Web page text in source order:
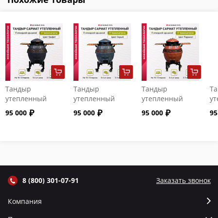
Тандыр
утепленный
"Сармат" с
откидной
95 000
Тандыр
утепленный
"Сармат" с
откидной
95 000
Тандыр
утепленный
"Сармат" с
откидной
95 000
8 (800) 301-07-91 Заказать звонок
Компания